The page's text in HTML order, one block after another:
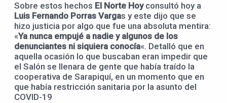
Sobre estos hechos El Norte Hoyconsultó hoy a
Luis Fernando Porras Vargas y este dijo que se
hizo justicia por algo que fue una absoluta mentira:
«Ya nunca empujé a nadie y algunos de los
denunciantes ni siquiera conocía«. Detalló que en
aquella ocasión lo que buscaban eran impedir que
el Salón se llenara de gente que había traído la
cooperativa de Sarapiquí, en un momento que en
que había restricción sanitaria por la asunto del
COVID-19